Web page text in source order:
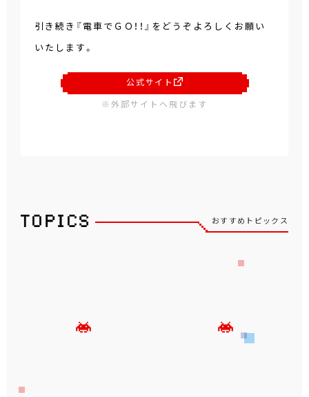
引き続き『電車でＧＯ！！』をどうぞよろしくお願い
いたします。
公式サイト
※外部サイトへ飛びます
おすすめトピックス